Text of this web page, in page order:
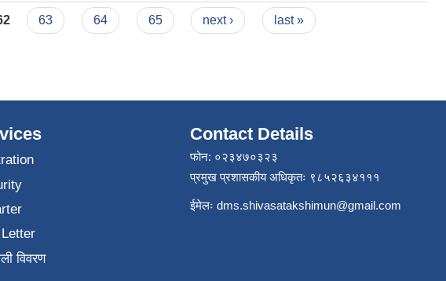
63 64 65 next › last »
विवरण
Contact Details
फोन: ०२३४७०३२३
प्रमुख प्रशासकीय अधिकृतः ९८५२६३४१११
ईमेलः dms.shivasatakshimun@gmail.com